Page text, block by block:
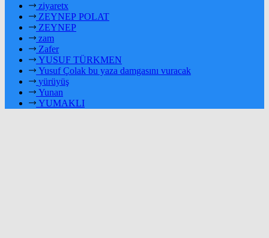
ziyaretx
ZEYNEP POLAT
ZEYNEP
zam
Zafer
YUSUF TÜRKMEN
Yusuf Çolak bu yaza damgasını vuracak
yürüyüş
Yunan
YUMAKLI